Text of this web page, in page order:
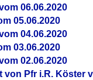
06.06.2020
05.06.2020
04.06.2020
03.06.2020
02.06.2020
von Pfr i.R. Köster